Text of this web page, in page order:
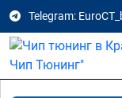
Telegram: